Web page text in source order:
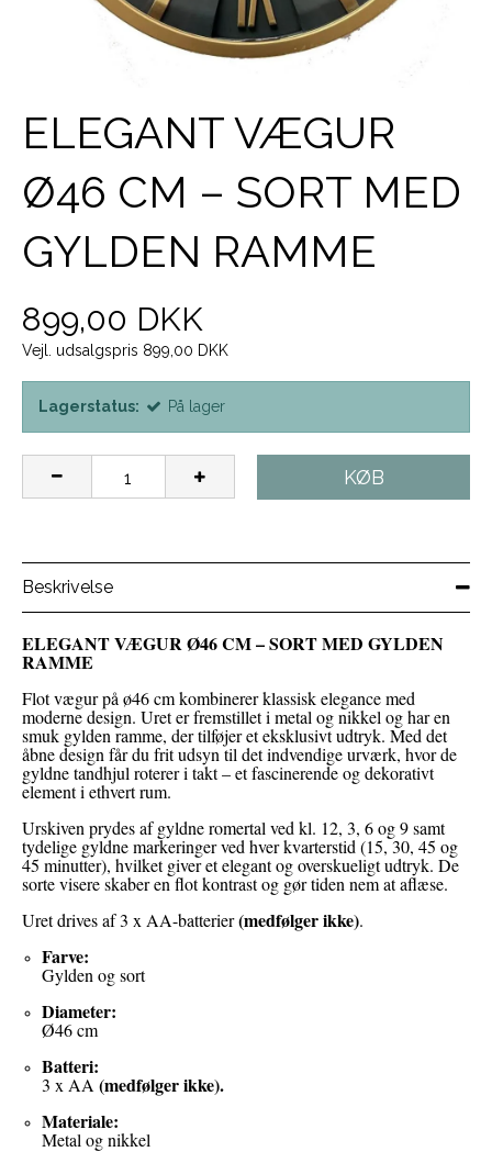
ELEGANT VÆGUR
Ø46 CM – SORT MED
GYLDEN RAMME
899,00 DKK
Vejl. udsalgspris 899,00 DKK
Lagerstatus: På lager
KØB
Beskrivelse
ELEGANT VÆGUR Ø46 CM – SORT MED GYLDEN
RAMME
Flot vægur på ø46 cm kombinerer klassisk elegance med
moderne design. Uret er fremstillet i metal og nikkel og har en
smuk gylden ramme, der tilføjer et eksklusivt udtryk. Med det
åbne design får du frit udsyn til det indvendige urværk, hvor de
gyldne tandhjul roterer i takt – et fascinerende og dekorativt
element i ethvert rum.
Urskiven prydes af gyldne romertal ved kl. 12, 3, 6 og 9 samt
tydelige gyldne markeringer ved hver kvarterstid (15, 30, 45 og
45 minutter), hvilket giver et elegant og overskueligt udtryk. De
sorte visere skaber en flot kontrast og gør tiden nem at aflæse.
Uret drives af 3 x AA-batterier(medfølger ikke).
Farve:
Gylden og sort
Diameter:
Ø46 cm
Batteri:
3 x AA (medfølger ikke).
Materiale:
Metal og nikkel